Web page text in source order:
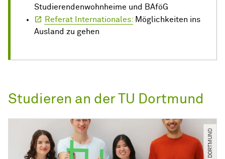
Studierendenwohnheime und BAföG
Referat Internationales: Möglichkeiten ins
Ausland zu gehen
Studieren an der TU Dortmund